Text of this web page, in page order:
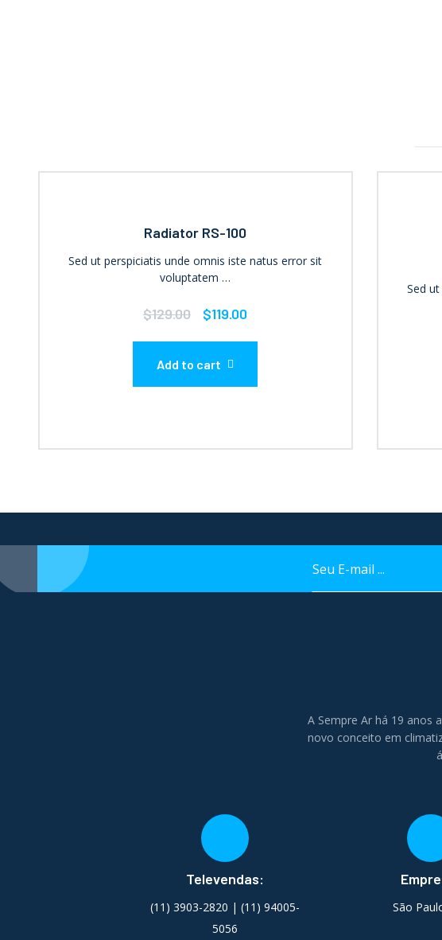
Sale
Radiator RS-100
Sed ut perspiciatis unde omnis iste natus error sit
voluptatem …
$129.00 $119.00
Add to cart
Sed
A Sempre Ar há 19 anos
novo conceito em
Televendas:
(11) 3903-2820 | (11) 94005-
5056
São